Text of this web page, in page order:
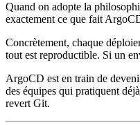
Quand on adopte la
exactement ce que fait
Concrètement, chaque
tout est reproductible. Si un
ArgoCD est en train de
des équipes qui pratiquent
revert Git.